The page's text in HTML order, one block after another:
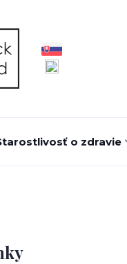
o zdravie